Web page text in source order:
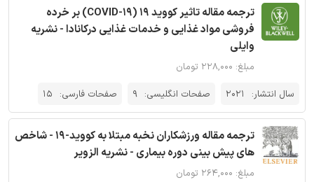
ترجمه مقاله تاثیر کووید 19 (COVID-19) بر خرده
فروشی مواد غذایی و خدمات غذایی درکانادا - نشریه
وایلی
مبلغ: ۲۲۸,۰۰۰ تومان
سال انتشار:
2021 صفحات انگلیسی: 9 صفحات فارسی: 15
ترجمه مقاله ورزشکاران نخبه مبتلا به کووید-19 - شاخص
های پیش بینی دوره بیماری - نشریه الزویر
مبلغ: ۲۶۴,۰۰۰ تومان